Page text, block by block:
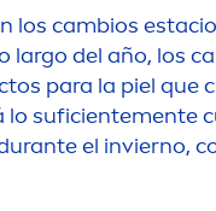
cambios
del año, los
para la piel
lo suficientemente
el invierno,